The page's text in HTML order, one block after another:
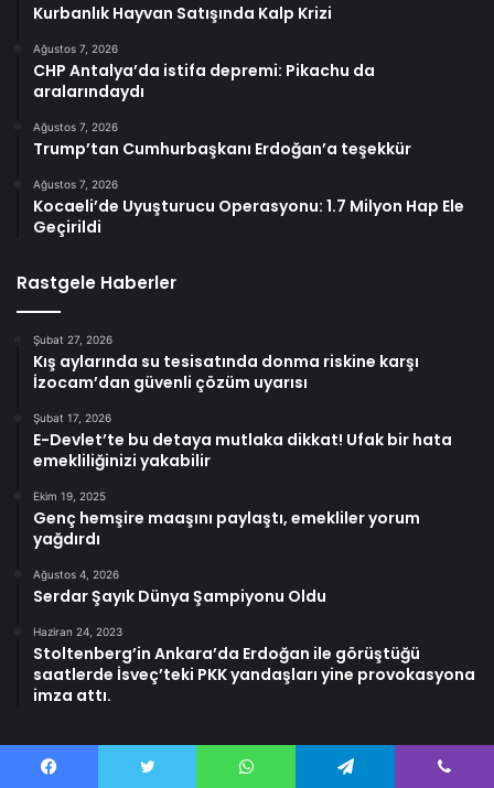
Kurbanlık Hayvan Satışında Kalp Krizi
Ağustos 7, 2026
CHP Antalya’da istifa depremi: Pikachu da
aralarındaydı
Ağustos 7, 2026
Trump’tan Cumhurbaşkanı Erdoğan’a teşekkür
Ağustos 7, 2026
Kocaeli’de Uyuşturucu Operasyonu: 1.7 Milyon Hap Ele
Geçirildi
Rastgele Haberler
Şubat 27, 2026
Kış aylarında su tesisatında donma riskine karşı
İzocam’dan güvenli çözüm uyarısı
Şubat 17, 2026
E-Devlet’te bu detaya mutlaka dikkat! Ufak bir hata
emekliliğinizi yakabilir
Ekim 19, 2025
Genç hemşire maaşını paylaştı, emekliler yorum
yağdırdı
Ağustos 4, 2026
Serdar Şayık Dünya Şampiyonu Oldu
Haziran 24, 2023
Stoltenberg’in Ankara’da Erdoğan ile görüştüğü
saatlerde İsveç’teki PKK yandaşları yine provokasyona
imza attı.